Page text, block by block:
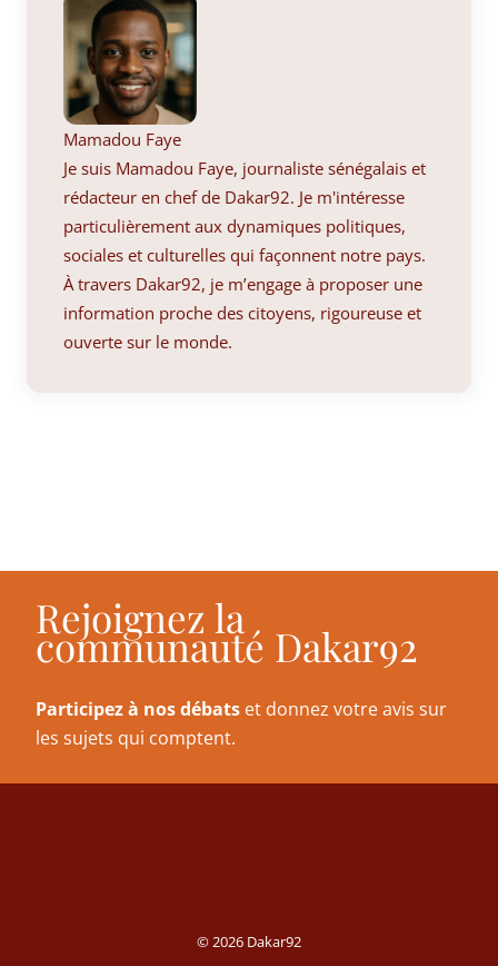
Mamadou Faye
Je suis Mamadou Faye, journaliste sénégalais et
rédacteur en chef de Dakar92. Je m'intéresse
particulièrement aux dynamiques politiques,
sociales et culturelles qui façonnent notre pays.
À travers Dakar92, je m’engage à proposer une
information proche des citoyens, rigoureuse et
ouverte sur le monde.
Rejoignez la
communauté Dakar92
Participez à nos débats et donnez votre avis sur
les sujets qui comptent.
© 2026 Dakar92